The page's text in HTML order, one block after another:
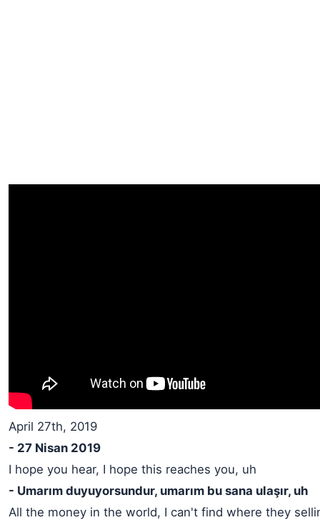
April 27th, 2019
- 27 Nisan 2019
I hope you hear, I hope this reaches you, uh
- Umarım duyuyorsundur, umarım bu sana ulaşır, uh
All the money in the world, I can't find where they